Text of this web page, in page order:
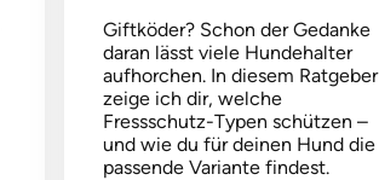
Giftköder? Schon der Gedanke
daran lässt viele Hundehalter
aufhorchen. In diesem Ratgeber
zeige ich dir, welche
Fressschutz-Typen schützen –
und wie du für deinen Hund die
passende Variante findest.